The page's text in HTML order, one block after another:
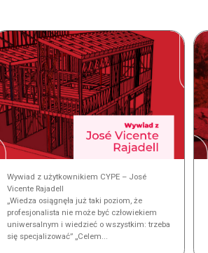
Wywiad z użytkownikiem CYPE – José
Vicente Rajadell
„Wiedza osiągnęła już taki poziom, że
profesjonalista nie może być człowiekiem
uniwersalnym i wiedzieć o wszystkim: trzeba
się specjalizować” „Celem...